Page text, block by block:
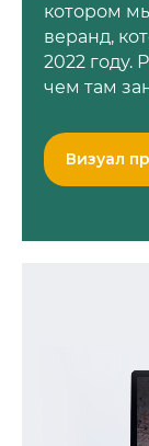
котором
веранд,
2022 году.
чем там
Визуал